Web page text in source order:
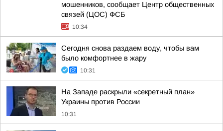
мошенников, сообщает Центр общественных
связей (ЦОС) ФСБ
10:34
Сегодня снова раздаем воду, чтобы вам
было комфортнее в жару
10:31
На Западе раскрыли «секретный план»
Украины против России
10:31